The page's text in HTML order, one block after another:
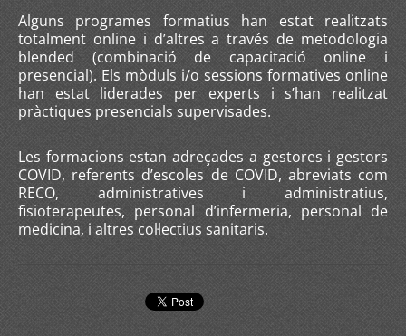
Alguns programes formatius han estat realitzats
totalment online i d’altres a través de metodologia
blended (combinació de capacitació online i
presencial). Els mòduls i/o sessions formatives online
han estat liderades per experts i s’han realitzat
pràctiques presencials supervisades.
Les formacions estan adreçades a gestores i gestors
COVID, referents d’escoles de COVID, abreviats com
RECO, administratives i administratius,
fisioterapeutes, personal d’infermeria, personal de
medicina, i altres col·lectius sanitaris.